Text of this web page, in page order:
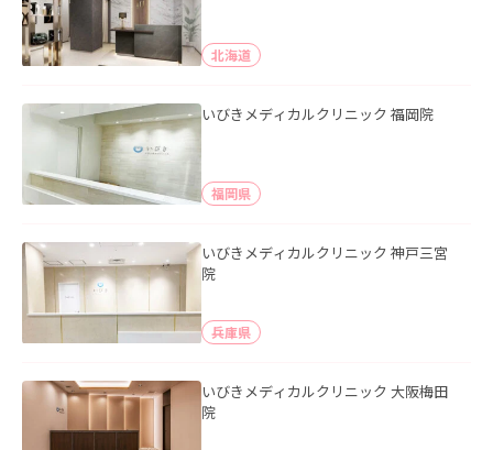
北海道
いびきメディカルクリニック 福岡院
福岡県
いびきメディカルクリニック 神戸三宮
院
兵庫県
いびきメディカルクリニック 大阪梅田
院